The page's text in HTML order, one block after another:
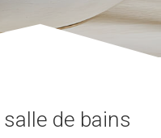
salle de bains